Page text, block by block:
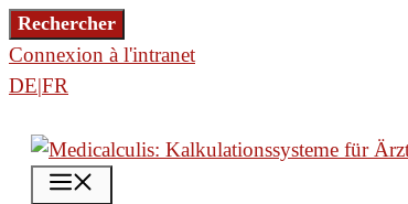
Aller
au
contenu
Rechercher
Rechercher
Connexion à l'intranet
DE|FR